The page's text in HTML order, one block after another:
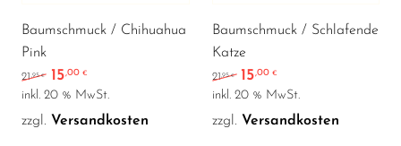
Baumschmuck / Chihuahua
Pink
21,95€ Ursprünglicher Preis war: 21,95 €
15,00 € Aktueller Preis ist: 15,00 €.
inkl. 20 % MwSt.
zzgl. Versandkosten
Baumschmuck / Schlafende
Katze
21,95€ Ursprünglicher Preis
15,00€
inkl. 20 % MwSt.
zzgl. Versandkosten